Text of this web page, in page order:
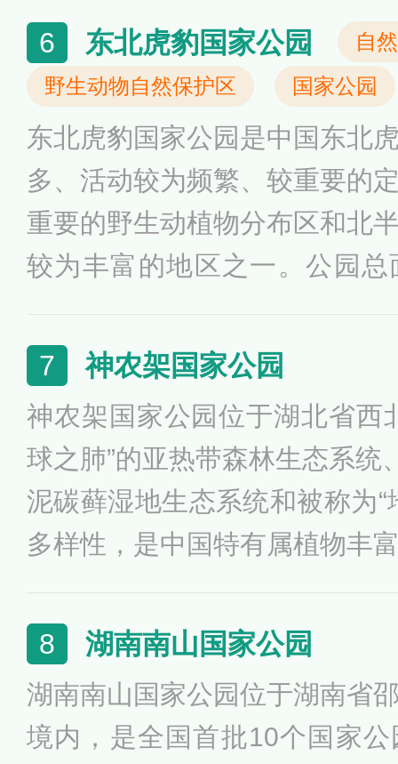
5%以上的原始林和55%以上
布最集中保存最完好连片面积
6 东北虎豹国家公园
自
野生动物自然保护区
国家公园
东北虎豹国家公园是中国东北
多、活动较为频繁、较重要的
重要的野生动植物分布区和北
较为丰富的地区之一。公园
针阔叶混交林，分布有高等
种，有野生脊椎动物270种；
然保护地类型的景点，包括7
家森林公园等。
7 神农架国家公园
神农架国家公园位于湖北省西
球之肺”的亚热带森林生态系统
泥碳藓湿地生态系统和被称为“
多样性，是中国特有属植物丰
管束植物3758种，野生脊椎
桐、红豆杉等国家重点保护
猴、金雕等重点保护野生动物
8 湖南南山国家公园
湖南南山国家公园位于湖南省
境内，是全国首批10个国家